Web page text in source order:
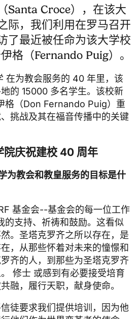
Santa Croce），在该大
际，我们利用在罗马召开
了最近被任命为该大学校
格（Fernando Puig）。
在为教会服务的 40 年里，该
的 15000 多名学生。该校新
格（Don Fernando Puig）重
挑战及其在福音传播中的关键
院庆祝建校 40 周年
为教会和教皇服务的目标是什
基金会--基金会的每一位工作
支持、祈祷和鼓励。这看似
。圣塔克罗齐之所以存在，是
，从那些怀着对未来的憧憬和
齐的人，到那些为圣塔克罗齐
修士 或感到有必要接受培育
融，履行天职，献身使命。
徒要求我们提供培训，因为他